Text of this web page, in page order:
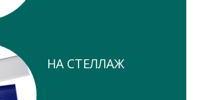
НА СТЕЛЛАЖ